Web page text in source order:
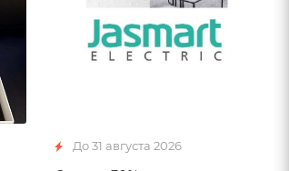
До 31 августа 2026